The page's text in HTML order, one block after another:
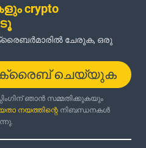
crypto
ചേരുക, ഒരു
ചെയ്യുക
ഞാൻ സമ്മതിക്കുകയും
നയത്തിന്റെ നിബന്ധനകൾ